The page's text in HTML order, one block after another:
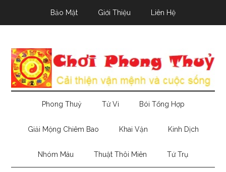
Bảo Mật Giới Thiệu Liên Hệ
Phong Thuỷ Tử Vi Bói Tổng Hợp
Giải Mộng Chiêm Bao Khai Vận Kinh Dịch
Nhóm Máu Thuật Thôi Miên Tứ Trụ